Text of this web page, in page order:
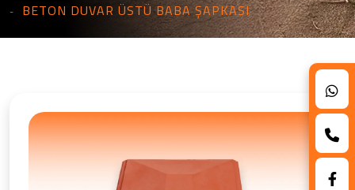
BETON DUVAR ÜSTÜ BABA ŞAPKASI